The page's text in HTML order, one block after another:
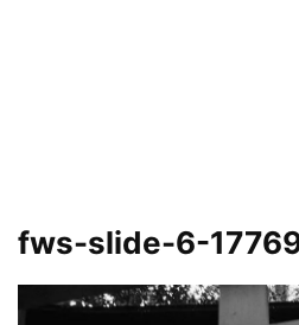
fws-slide-6-